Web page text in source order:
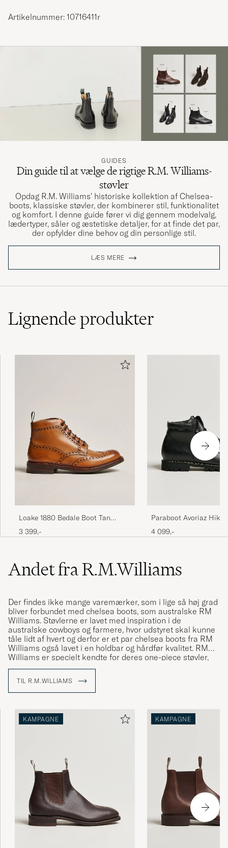
Artikelnummer: 10716411r
GUIDES
Din guide til at vælge de rigtige R.M. Williams-
støvler
Opdag R.M. Williams' historiske kollektion af Chelsea-
boots, klassiske støvler, der kombinerer stil, funktionalitet
og komfort. I denne guide fører vi dig gennem modelvalg,
lædertyper, såler og æstetiske detaljer, for at finde det par,
der opfylder dine behov og din personlige stil.
LÆS MERE
Lignendeprodukter
Loake 1880 Bedale Boot Tan
Burnished Calf
3 399,-
Paraboot Avoriaz
Black
4 099,-
Andet fra R.M.Williams
Der findes ikke mange varemærker, som i lige så høj grad
bliver forbundet med chelsea boots, som australske RM
Williams. Støvlerne er lavet med inspiration i de
australske cowboys og farmere, hvor udstyret skal kunne
tåle lidt af hvert og derfor er et par chelsea boots fra RM
Williams også lavet i en holdbar og hårdfør kvalitet. RM
Williams er specielt kendte for deres one-piece støvler,
som er lavet af ét stort stykke læder, hvilket bl.a. er med til
metode er blevet brugt lige siden Reginald Murray
Williams grundlagde varemærket i Adelaide i 1932.
TIL R.M.WILLIAMS
KAMPAGNE KAMPAGNE